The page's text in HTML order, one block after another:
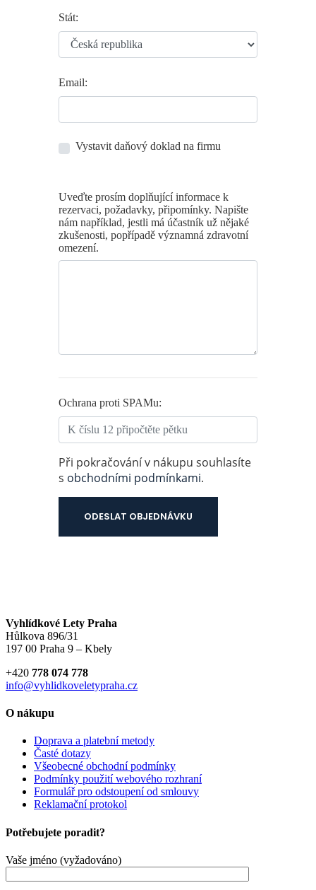
Stát:
Email:
Vystavit daňový doklad na firmu
Uveďte prosím doplňující informace k
rezervaci, požadavky, připomínky. Napište
nám například, jestli má účastník už nějaké
zkušenosti, popřípadě významná zdravotní
omezení.
Ochrana proti SPAMu:
Při pokračování v nákupu souhlasíte
s obchodními podmínkami.
Vyhlídkové Lety Praha
Hůlkova 896/31
197 00 Praha 9 – Kbely
+420 778 074 778
info@vyhlidkoveletypraha.cz
O nákupu
Doprava a platební metody
Časté dotazy
Všeobecné obchodní podmínky
Podmínky použití webového rozhraní
Formulář pro odstoupení od smlouvy
Reklamační protokol
Potřebujete poradit?
Vaše jméno (vyžadováno)